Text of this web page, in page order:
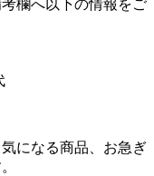
欄へ以下の情報をご
になる商品、お急ぎ